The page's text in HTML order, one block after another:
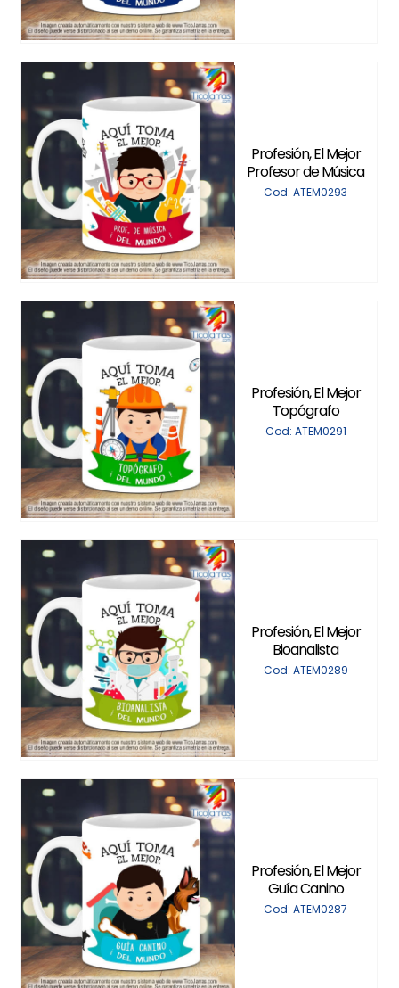
Profesión, El Mejor
Profesor de Música
Cod: ATEM0293
Profesión, El Mejor
Topógrafo
Cod: ATEM0291
Profesión, El Mejor
Bioanalista
Cod: ATEM0289
Profesión, El Mejor
Guía Canino
Cod: ATEM0287